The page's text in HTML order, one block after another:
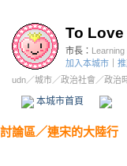
To Love
市長： Learning
加入本城市
udn／城市／政治社會 ／政治
本城市首頁
討論區／連宋的大陸行